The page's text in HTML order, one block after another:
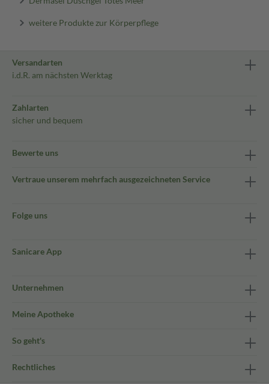
weitere Produkte zur Körperpflege
Versandarten
i.d.R. am nächsten Werktag
Zahlarten
sicher und bequem
Bewerte uns
Vertraue unserem mehrfach ausgezeichneten Service
Folge uns
Sanicare App
Unternehmen
Meine Apotheke
So geht's
Rechtliches